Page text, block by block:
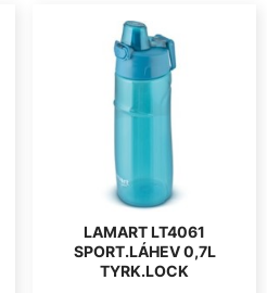
LAMART LT4061
SPORT.LÁHEV 0,7L
TYRK.LOCK